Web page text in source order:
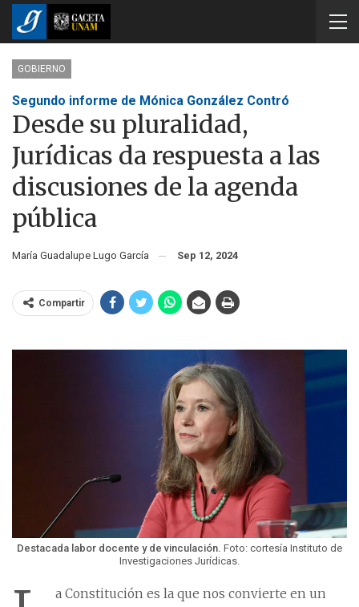
GOBIERNO
Segundo informe de Mónica González Contró
Desde su pluralidad,
Jurídicas da respuesta a las
discusiones de la agenda
pública
María Guadalupe Lugo García Sep 12, 2024
Compartir
Destacada labor docente y de vinculación. Foto: cortesía Instituto de
Investigaciones Jurídicas.
a Constitución es la que nos convierte en un